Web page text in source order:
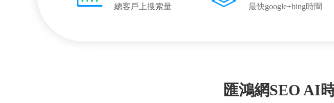
總客戶上搜索量 最快google+bing時間
匯鴻網SEO AI